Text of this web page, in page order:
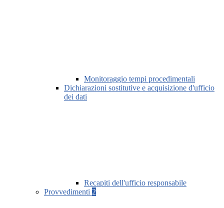
Monitoraggio tempi procedimentali
Dichiarazioni sostitutive e acquisizione d'ufficio
dei dati
Recapiti dell'ufficio responsabile
Provvedimenti 2